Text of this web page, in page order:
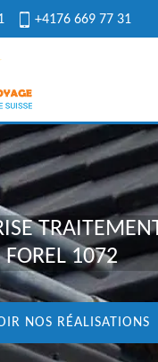
+4176 669 77 31
FOREL 1072
NOS RÉALISATIONS